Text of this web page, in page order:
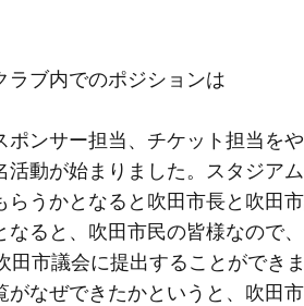
ラブ内でのポジションは
ポンサー担当、チケット担当を
動が始まりました。スタジア
らうかとなると吹田市長と吹田
ると、吹田市民の皆様なので
田市議会に提出することができ
がなぜできたかというと、吹田